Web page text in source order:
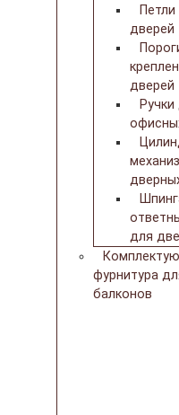
дверей
дверей
Ручки
для
фурнитура
балконов